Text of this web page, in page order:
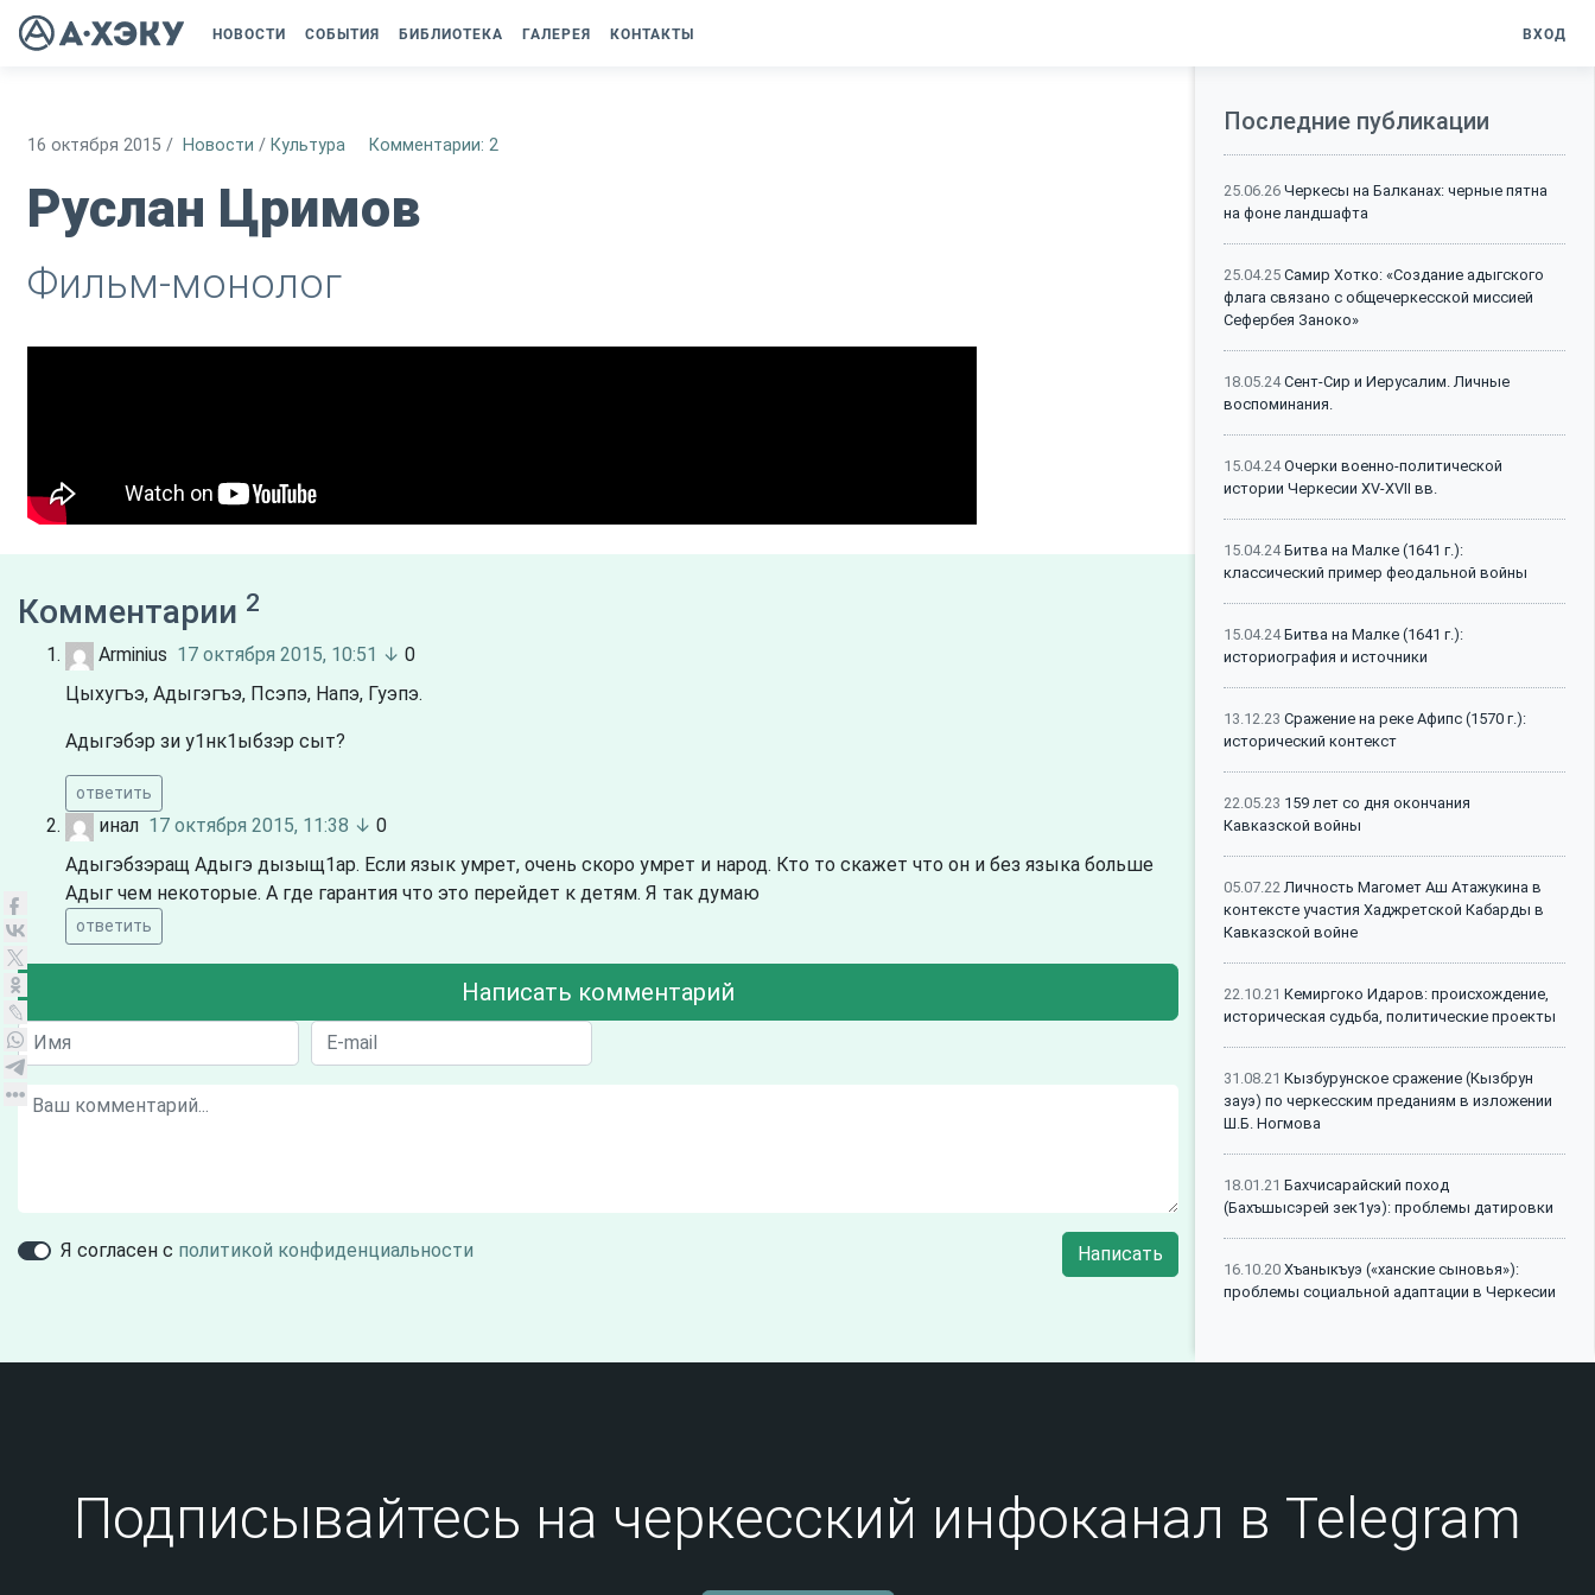
НОВОСТИ СОБЫТИЯ БИБЛИОТЕКА ГАЛЕРЕЯ КОНТАКТЫ ВХОД
16 октября 2015 / Новости / Культура Комментарии: 2
Руслан Цримов
Фильм-монолог
Комментарии 2
Arminius 17 октября 2015, 10:51 ↓ 0
Цыхугъэ, Адыгэгъэ, Псэпэ, Напэ, Гуэпэ.
Адыгэбэр зи у1нк1ыбзэр сыт?
ответить
инал 17 октября 2015, 11:38 ↓ 0
Адыгэбзэращ Адыгэ дызыщ1ар. Если язык умрет, очень скоро умрет и народ. Кто то скажет что он и без языка больше
Адыг чем некоторые. А где гарантия что это перейдет к детям. Я так думаю
ответить
Написать комментарий
Я согласен с политикой конфиденциальности Написать
Последние публикации
25.06.26 Черкесы на Балканах: черные пятна
на фоне ландшафта
25.04.25 Самир Хотко: «Создание адыгского
флага связано с общечеркесской миссией
Сефербея Заноко»
18.05.24Сент-Сир и Иерусалим. Личные
воспоминания.
15.04.24Очерки военно-политической
истории Черкесии XV-XVII вв.
15.04.24Битва на Малке (1641 г.):
классический пример феодальной войны
15.04.24Битва на Малке (1641 г.):
историография и источники
13.12.23 Сражение на реке Афипс (1570 г.):
исторический контекст
22.05.23 159 лет со дня окончания
Кавказской войны
05.07.22 Личность Магомет Аш Атажукина в
контексте участия Хаджретской Кабарды в
Кавказской войне
22.10.21 Кемиргоко Идаров: происхождение,
историческая судьба, политические проекты
31.08.21 Кызбурунское сражение (Кызбрун
зауэ) по черкесским преданиям в изложении
Ш.Б. Ногмова
18.01.21 Бахчисарайский поход
(Бахъшысэрей зек1уэ): проблемы датировки
16.10.20 Хъаныкъуэ («ханские сыновья»):
проблемы социальной адаптации в Черкесии
генеалогических преданиях и их
исторические основания
Подписывайтесь на черкесский инфоканал в Telegram